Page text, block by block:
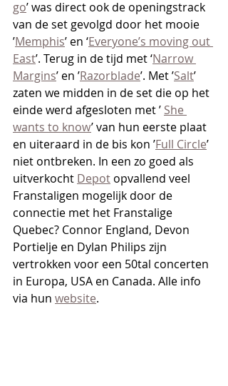
go’ was direct ook de openingstrack
van de set gevolgd door het mooie
’Memphis’ en ‘Everyone’s moving out
East’. Terug in de tijd met ‘Narrow
Margins’ en ’Razorblade’. Met ’Salt’
zaten we midden in de set die op het
einde werd afgesloten met ’ She
wants to know’ van hun eerste plaat
en uiteraard in de bis kon ’Full Circle’
niet ontbreken. In een zo goed als
uitverkocht Depot opvallend veel
Franstaligen mogelijk door de
connectie met het Franstalige
Quebec? Connor England, Devon
Portielje en Dylan Philips zijn
vertrokken voor een 50tal concerten
in Europa, USA en Canada. Alle info
via hun website.